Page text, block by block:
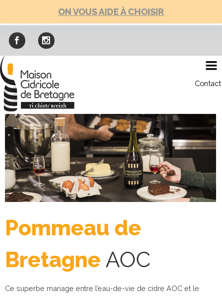
content
ON VOUS AIDE À CHOISIR
Contact
Pommeau de
Bretagne AOC
Ce superbe mariage entre l’eau-de-vie de cidre AOC et le